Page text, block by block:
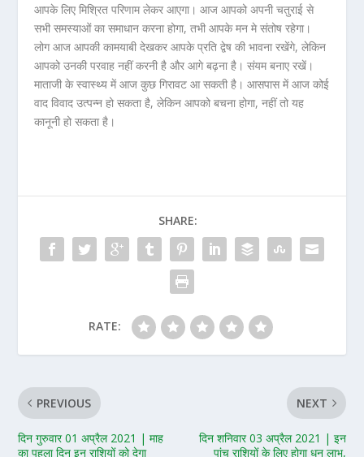
आपके लिए मिश्रित परिणाम लेकर आएगा। आज आपको अपनी चतुराई से
सभी समस्याओं का समाधान करना होगा, तभी आपके मन मे संतोष रहेगा।
लोग आज आपकी कामयाबी देखकर आपके प्रति द्वेष की भावना रखेंगे, लेकिन
आपको उनकी परवाह नहीं करनी है और आगे बढ़ना है। संयम बनाए रखें।
माताजी के स्वास्थ्य में आज कुछ गिरावट आ सकती है। आसपास में आज कोई
वाद विवाद उत्पन्न हो सकता है, लेकिन आपको बचना होगा, नहीं तो यह
कानूनी हो सकता है।
SHARE:
RATE:
PREVIOUS
दिन गुरुवार 01 अप्रैल 2021 | माह
का पहला दिन इन राशियों को देगा
NEXT
दिन शनिवार 03 अप्रैल 2021 | इन
पांच राशियों के लिए होगा धन लाभ,